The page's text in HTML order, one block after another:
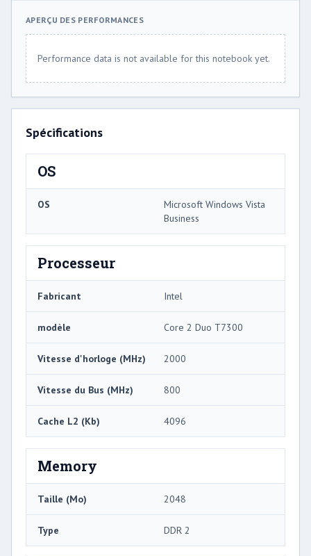
APERÇU DES PERFORMANCES
Performance data is not available for this notebook yet.
Spécifications
OS
OS
Microsoft Windows Vista
Business
Processeur
Fabricant Intel
modèle Core 2 Duo T7300
Vitesse d'horloge (MHz) 2000
Vitesse du Bus (MHz) 800
Cache L2 (Kb) 4096
Memory
Taille (Mo) 2048
Type DDR 2